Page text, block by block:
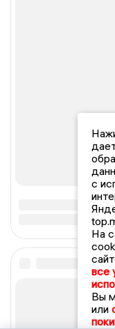
с
На
все
Вы
или